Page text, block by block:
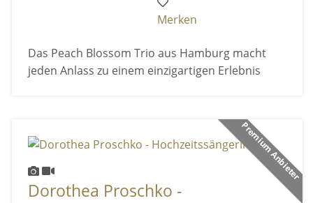
Merken
Das Peach Blossom Trio aus Hamburg macht
jeden Anlass zu einem einzigartigen Erlebnis
Premium Anbieter
Dorothea Proschko -